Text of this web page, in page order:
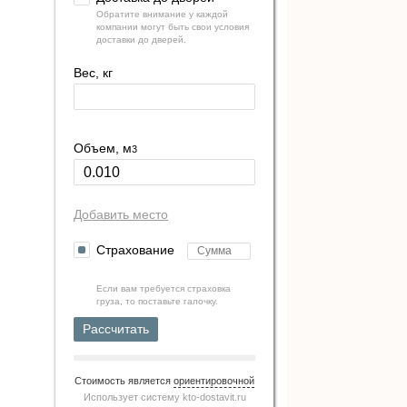
Обратите внимание у каждой
компании могут быть свои условия
доставки до дверей.
Вес, кг
Объем, м3
Добавить место
Страхование
Если вам требуется страховка
груза, то поставьте галочку.
Рассчитать
Стоимость является ориентировочной
Использует систему kto-dostavit.ru